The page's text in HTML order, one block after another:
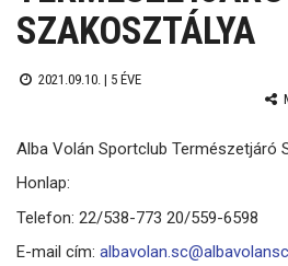
SZAKOSZTÁLYA
2021.09.10. | 5 ÉVE
Alba Volán Sportclub Természetjáró
Honlap:
Telefon: 22/538-773 20/559-6598
E-mail cím: